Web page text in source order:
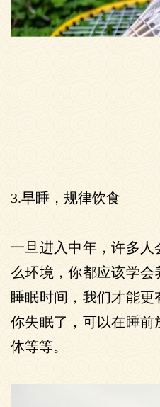
3.早睡，规律饮食
一旦进入中年，许多
么环境，你都应该学
睡眠时间，我们才能
你失眠了，可以在睡
体等等。